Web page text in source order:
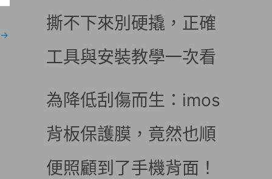
→
撕不下來別硬撬，正確
工具與安裝教學一次看
為降低刮傷而生：imos
背板保護膜，竟然也順
便照顧到了手機背面！